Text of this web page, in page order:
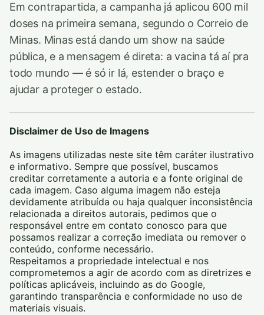
Em contrapartida, a campanha já aplicou 600 mil
doses na primeira semana, segundo o Correio de
Minas. Minas está dando um show na saúde
pública, e a mensagem é direta: a vacina tá aí pra
todo mundo — é só ir lá, estender o braço e
ajudar a proteger o estado.
Disclaimer de Uso de Imagens
As imagens utilizadas neste site têm caráter ilustrativo
e informativo. Sempre que possível, buscamos
creditar corretamente a autoria e a fonte original de
cada imagem. Caso alguma imagem não esteja
devidamente atribuída ou haja qualquer inconsistência
relacionada a direitos autorais, pedimos que o
responsável entre em contato conosco para que
possamos realizar a correção imediata ou remover o
conteúdo, conforme necessário.
Respeitamos a propriedade intelectual e nos
comprometemos a agir de acordo com as diretrizes e
políticas aplicáveis, incluindo as do Google,
garantindo transparência e conformidade no uso de
materiais visuais.